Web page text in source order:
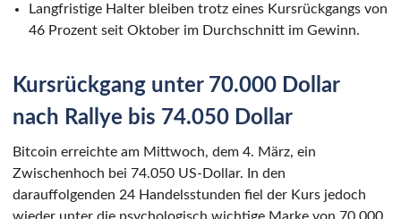
Langfristige Halter bleiben trotz eines Kursrückgangs von
46 Prozent seit Oktober im Durchschnitt im Gewinn.
Kursrückgang unter 70.000 Dollar
nach Rallye bis 74.050 Dollar
Bitcoin erreichte am Mittwoch, dem 4. März, ein
Zwischenhoch bei 74.050 US-Dollar. In den
darauffolgenden 24 Handelsstunden fiel der Kurs jedoch
wieder unter die psychologisch wichtige Marke von 70.000